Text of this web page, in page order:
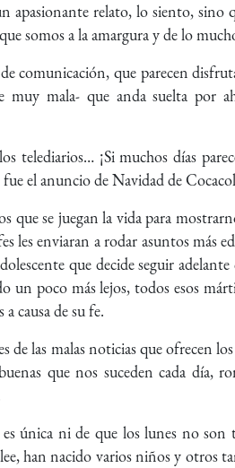
apasionante relato, lo siento, sino
somos a la amargura y de lo
comunicación, que parecen
muy mala- que anda suelta por
telediarios… ¡Si muchos días
el anuncio de Navidad de
que se juegan la vida para
les enviaran a rodar asuntos más
que decide seguir
un poco más lejos, todos esos
causa de su fe.
de las malas noticias que ofrecen
que nos suceden cada día,
única ni de que los lunes no
han nacido varios niños y otros